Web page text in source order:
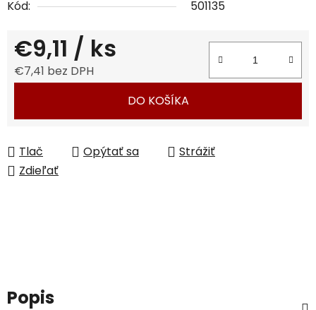
Kód:
501135
€9,11 / ks
€7,41 bez DPH
DO KOŠÍKA
Tlač Opýtať sa
Strážiť
Zdieľať
Popis